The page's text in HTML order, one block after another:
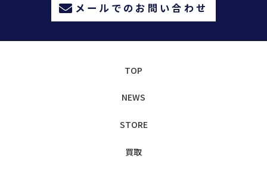
メールでのお問い合わせ
TOP
NEWS
STORE
買取